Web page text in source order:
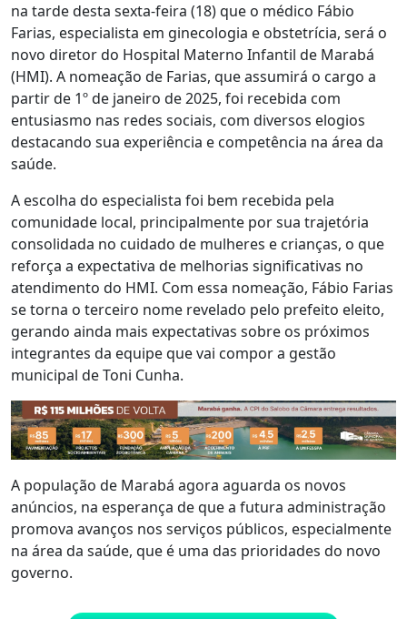
na tarde desta sexta-feira (18) que o médico Fábio
Farias, especialista em ginecologia e obstetrícia, será o
novo diretor do Hospital Materno Infantil de Marabá
(HMI). A nomeação de Farias, que assumirá o cargo a
partir de 1º de janeiro de 2025, foi recebida com
entusiasmo nas redes sociais, com diversos elogios
destacando sua experiência e competência na área da
saúde.
A escolha do especialista foi bem recebida pela
comunidade local, principalmente por sua trajetória
consolidada no cuidado de mulheres e crianças, o que
reforça a expectativa de melhorias significativas no
atendimento do HMI. Com essa nomeação, Fábio Farias
se torna o terceiro nome revelado pelo prefeito eleito,
gerando ainda mais expectativas sobre os próximos
integrantes da equipe que vai compor a gestão
municipal de Toni Cunha.
A população de Marabá agora aguarda os novos
anúncios, na esperança de que a futura administração
promova avanços nos serviços públicos, especialmente
na área da saúde, que é uma das prioridades do novo
governo.